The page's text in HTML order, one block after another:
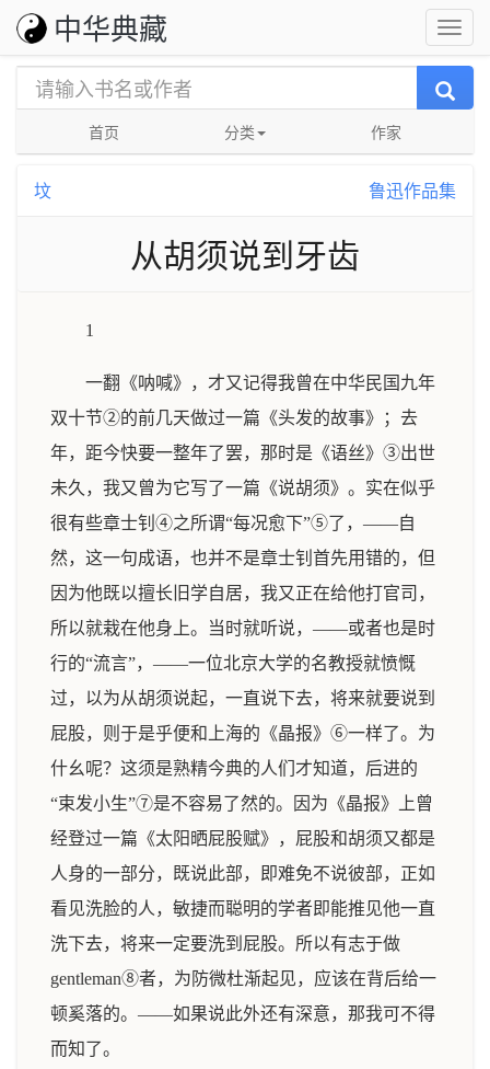
中华典藏
首页 分类 作家
坟 鲁迅作品集
从胡须说到牙齿
1
一翻《呐喊》，才又记得我曾在中华民国九年
双十节②的前几天做过一篇《头发的故事》；去
年，距今快要一整年了罢，那时是《语丝》③出世
未久，我又曾为它写了一篇《说胡须》。实在似乎
很有些章士钊④之所谓“每况愈下”⑤了，——自
然，这一句成语，也并不是章士钊首先用错的，但
因为他既以擅长旧学自居，我又正在给他打官司，
所以就栽在他身上。当时就听说，——或者也是时
行的“流言”，——一位北京大学的名教授就愤慨
过，以为从胡须说起，一直说下去，将来就要说到
屁股，则于是乎便和上海的《晶报》⑥一样了。为
什幺呢？这须是熟精今典的人们才知道，后进的
“束发小生”⑦是不容易了然的。因为《晶报》上曾
经登过一篇《太阳晒屁股赋》，屁股和胡须又都是
人身的一部分，既说此部，即难免不说彼部，正如
看见洗脸的人，敏捷而聪明的学者即能推见他一直
洗下去，将来一定要洗到屁股。所以有志于做
gentleman⑧者，为防微杜渐起见，应该在背后给一
顿奚落的。——如果说此外还有深意，那我可不得
而知了。